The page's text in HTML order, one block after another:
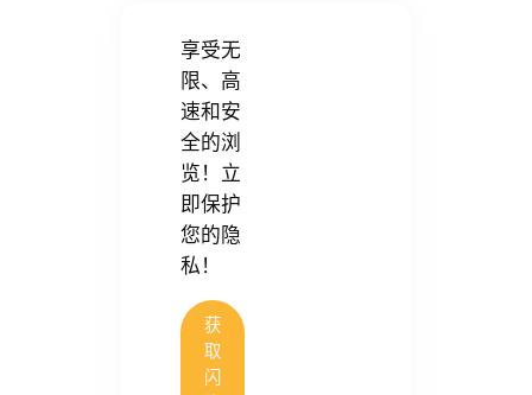
享受无
限、高
速和安
全的浏
览！立
即保护
您的隐
私！
获
取
闪